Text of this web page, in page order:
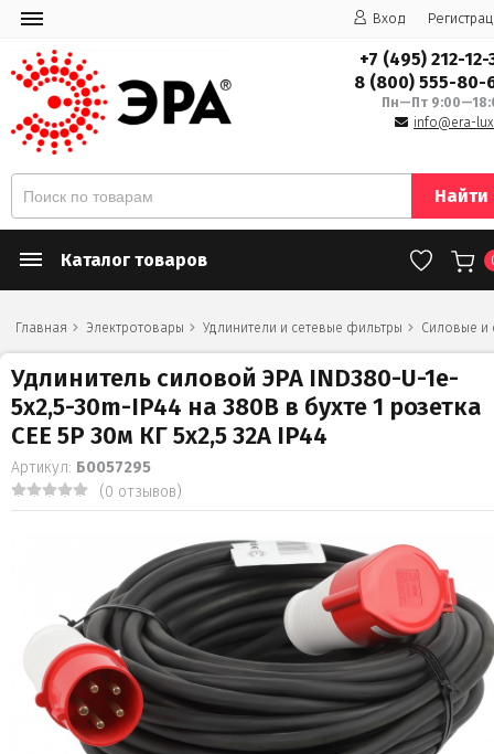
Вход
+7 (495) 212-12-
8 (800) 555-80-
Пн—Пт
info@era-
Найти
Каталог товаров
Главная Электротовары Удлинители и сетевые фильтры Силовые и
Удлинитель силовой ЭРА IND380-U-1e-
5x2,5-30m-IP44 на 380В в бухте 1 розетка
CEE 5P 30м КГ 5х2,5 32A IP44
Артикул: Б0057295
(0 отзывов)